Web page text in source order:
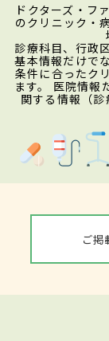
ドクターズ・フ
のクリニック・
診療科目、行政
基本情報だけで
条件に合ったク
ます。 医院情報
関する情報（診
ご掲